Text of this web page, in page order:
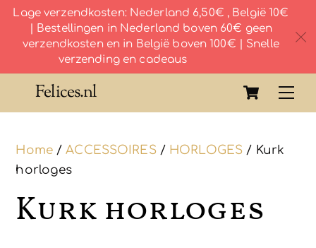
Lage verzendkosten: Nederland 6,50€ , België 10€
| Bestellingen in Nederland boven 60€ geen
verzendkosten en in België boven 100€ | Snelle
verzending en cadeaus
c
Cart
Felices.nl
Home/ACCESSOIRES/ HORLOGES / Kurk
horloges
Kurk horloges